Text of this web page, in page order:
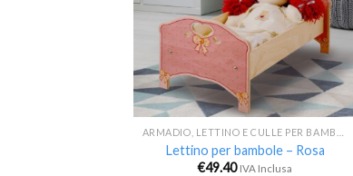
Lettino per bambole – Rosa
€49.40 IVA Inclusa